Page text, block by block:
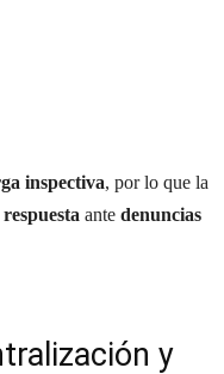
inspectiva, por lo que la
ante denuncias
y